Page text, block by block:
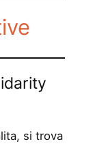
si trova